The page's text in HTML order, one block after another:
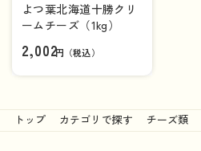
よつ葉北海道十勝クリ
ームチーズ（1kg）
2,002円（税込）
トップ カテゴリで探す チーズ類